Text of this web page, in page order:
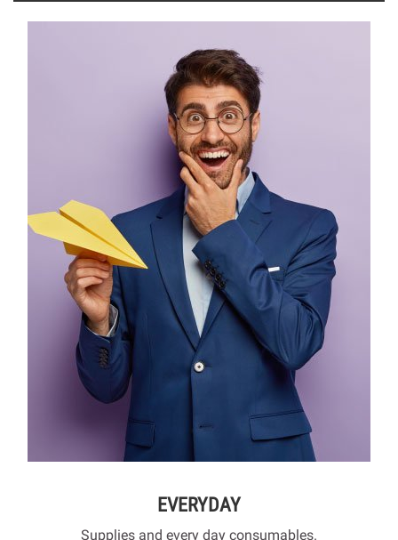
EVERYDAY
Supplies and every day consumables.